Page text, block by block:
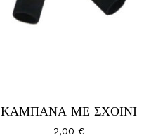
ΚΑΜΠΑΝΑ ΜΕ ΣΧΟΙΝΙ
2,00 €